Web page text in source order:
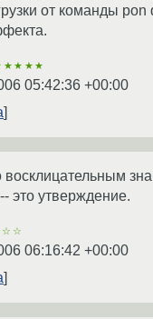
от команды pon
05:42:36 +00:00
восклицательным
это утверждение.
06:16:42 +00:00